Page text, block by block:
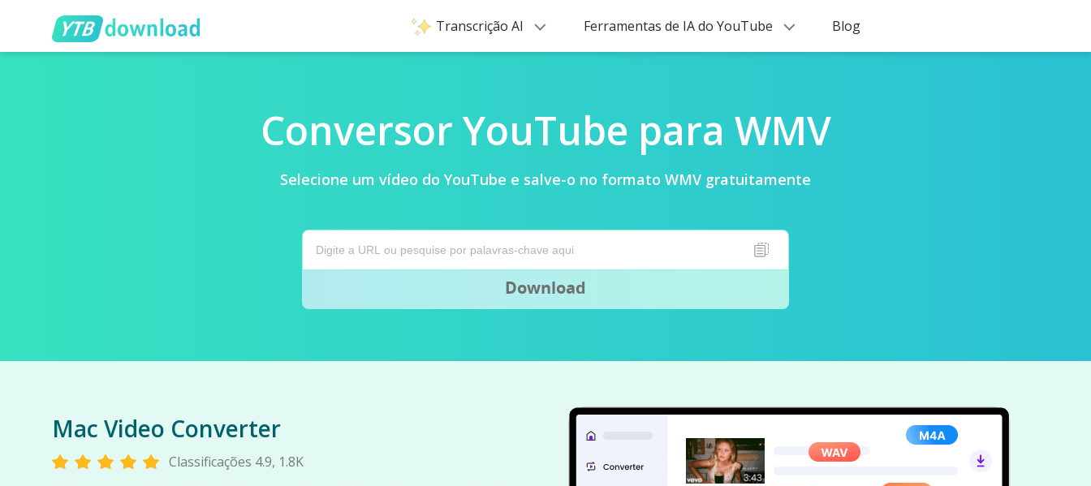
Transcrição AI Ferramentas de IA do YouTube Blog
Conversor YouTube para WMV
Selecione um vídeo do YouTube e salve-o no formato WMV gratuitamente
Download
Mac Video Converter
Classificações 4.9, 1.8K